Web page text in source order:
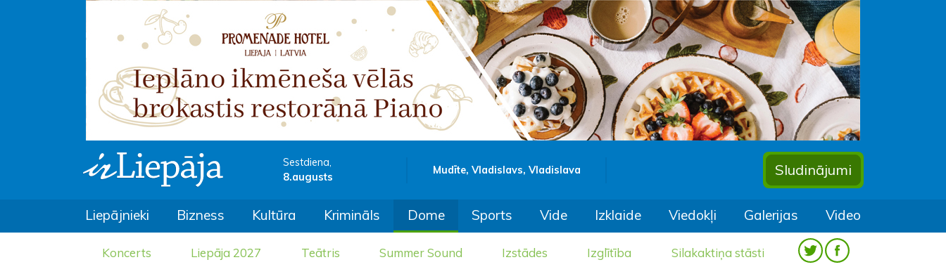
Sestdiena,
8.augusts
Mudīte, Vladislavs, Vladislava Sludinājumi
Liepājnieki Bizness Kultūra Krimināls Dome Sports Vide Izklaide Viedokļi Galerijas Video
Koncerts Liepāja 2027 Teātris Summer Sound Izstādes Izglītība Silakaktiņa stāsti